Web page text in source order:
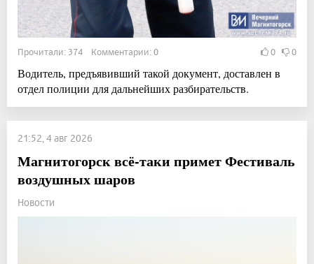
Прочитали: 374 Комментарии: 0 0 0
Водитель, предъявивший такой документ, доставлен в
отдел полиции для дальнейших разбирательств.
21:52, 4 авг 2026
Магнитогорск всё-таки примет Фестиваль
воздушных шаров
Новости